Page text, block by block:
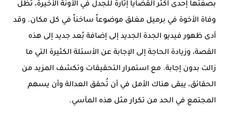
بصفتها إحدى أكثر القضايا إثارة للجدل في الآونة الأخيرة، تظل
وفاة الأخوة في برميل مغلق موضوعاً ساخناً في كل مكان. وقد
أدى ظهور فيديو الجدة الجديد إلى إضافة بُعد جديد إلى هذه
القصة، وزيادة الحاجة إلى الإجابة عن الأسئلة الكثيرة التي ما
زالت بدون إجابة. مع استمرار التحقيقات وتكشف المزيد من
الحقائق، يبقى هناك الأمل في أن تُحقق العدالة وأن يسهم
المجتمع في الحد من تكرار مثل هذه المآسي.